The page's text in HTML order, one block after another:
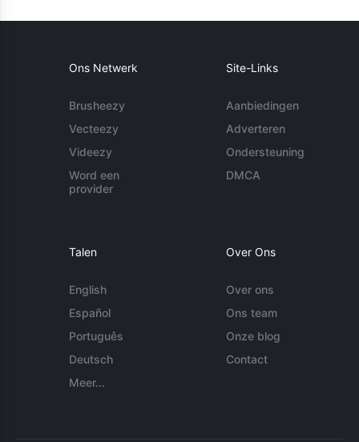
Ons Netwerk
Brusheezy
Vecteezy
Videezy
Word een
provider
Site-Links
Aanbiedingen
Adverteren
Ondersteuning
DMCA
Talen
English
Español
Português
Deutsch
Meer...
Over Ons
Over ons
Ons team
Onze blog
Contact